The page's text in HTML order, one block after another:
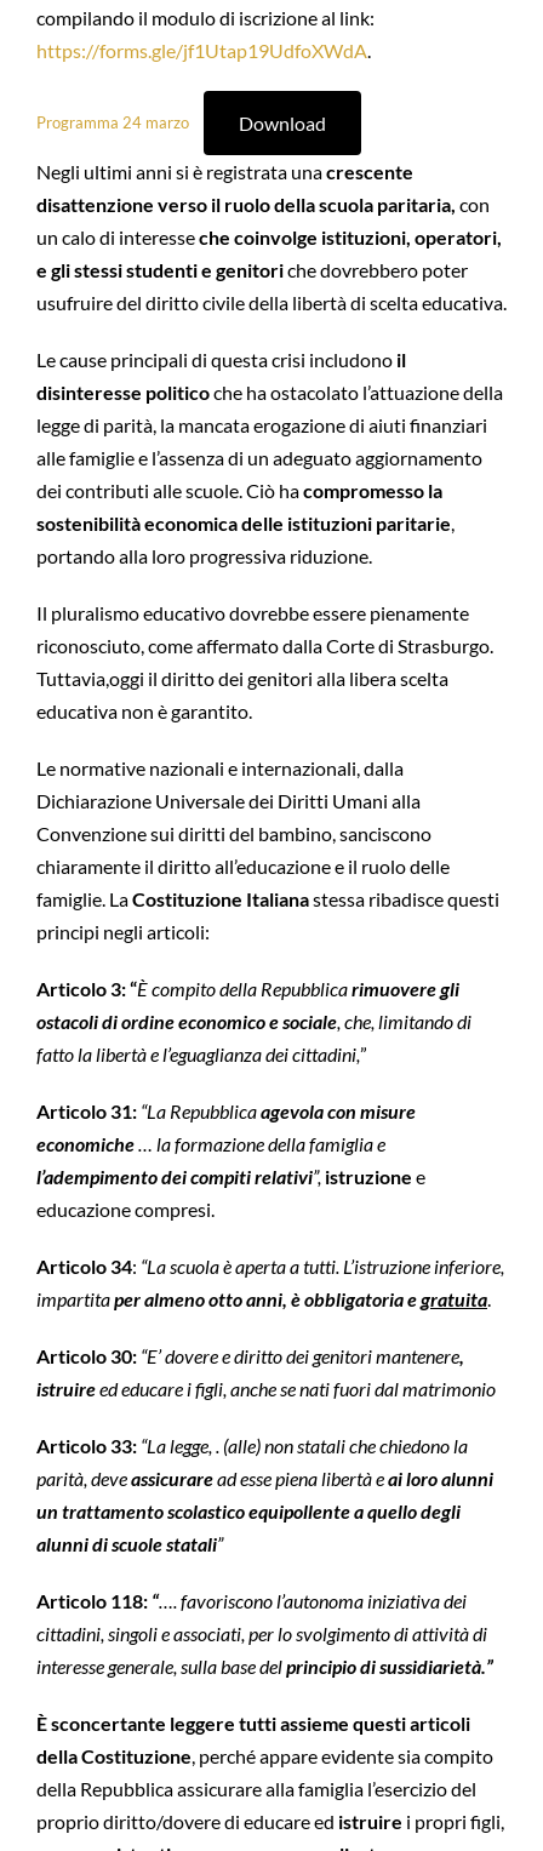
compilando il modulo di iscrizione al link:
https://forms.gle/jf1Utap19UdfoXWdA.
Programma 24 marzo Download
Negli ultimi anni si è registrata unacrescente
disattenzione verso il ruolo della scuola paritaria, con
un calo di interesseche coinvolge istituzioni, operatori,
e gli stessi studenti e genitoriche dovrebbero poter
usufruire del diritto civile della libertà di scelta educativa.
Le cause principali di questa crisi includono il
disinteresse politicoche ha ostacolato l’attuazione della
legge di parità, la mancata erogazione di aiuti finanziari
alle famiglie e l’assenza di un adeguato aggiornamento
dei contributi alle scuole. Ciò hacompromesso la
sostenibilità economica delle istituzioni paritarie,
portando alla loro progressiva riduzione.
Il pluralismo educativo dovrebbe essere pienamente
riconosciuto, come affermato dalla Corte di Strasburgo.
Tuttavia,oggi il diritto dei genitori alla libera scelta
educativa non è garantito.
Le normative nazionali e internazionali, dalla
Dichiarazione Universale dei Diritti Umani alla
Convenzione sui diritti del bambino, sanciscono
chiaramente il diritto all’educazione e il ruolo delle
famiglie. LaCostituzione Italianastessa ribadisce questi
principi negli articoli:
Articolo 3:“È compito della Repubblicarimuovere gli
ostacoli di ordine economico e sociale, che, limitando di
fatto la libertà e l’eguaglianza dei cittadini,”
Articolo 31: “La Repubblicaagevola con misure
economiche… la formazione della famiglia e
l’adempimento dei compiti relativi”, istruzione e
educazione compresi.
Articolo 34: “La scuola è aperta a tutti. L’istruzione inferiore,
impartitaper almeno otto anni, è obbligatoria egratuita.
Articolo 30: “E’ dovere e diritto dei genitori mantenere,
istruireed educare i figli, anche se nati fuori dal matrimonio
Articolo 33: “La legge, . (alle) non statali che chiedono la
parità, deveassicuraread esse piena libertà eai loro alunni
un trattamento scolastico equipollente a quello degli
alunni di scuole statali”
Articolo 118: “…. favoriscono l’autonoma iniziativa dei
cittadini, singoli e associati, per lo svolgimento di attività di
interesse generale, sulla base delprincipio di sussidiarietà.”
È sconcertante leggere tutti assieme questi articoli
della Costituzione, perché appare evidente sia compito
della Repubblica assicurare alla famiglia l’esercizio del
proprio diritto/dovere di educare ed istruire i propri figli,